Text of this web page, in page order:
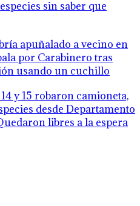
sin saber que
apuñalado a vecino en
por Carabinero tras
usando un cuchillo
y 15 robaron camioneta,
desde Departamento
libres a la espera